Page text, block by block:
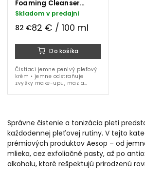
Foaming Cleanser
čistiaci penivý krém 100
Skladom v predajni
82 €82 € / 100 ml
Do košíka
Čistiaci jemne penivý pleťový
krém • jemne odstraňuje
zvyšky make-upu, maz a
technologia TFC8® • vitamín C
Správne čistenie a tonizácia pleti
každodennej pleťovej rutiny. V tejto
prémiových produktov Aesop – od
mlieka, cez exfoliačné pasty, až po
alkoholu, ktoré rešpektujú prirodzenú